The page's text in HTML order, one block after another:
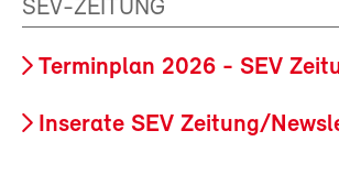
SEV-ZEITUNG
Terminplan 2026 - SEV
Inserate SEV Zeitung/